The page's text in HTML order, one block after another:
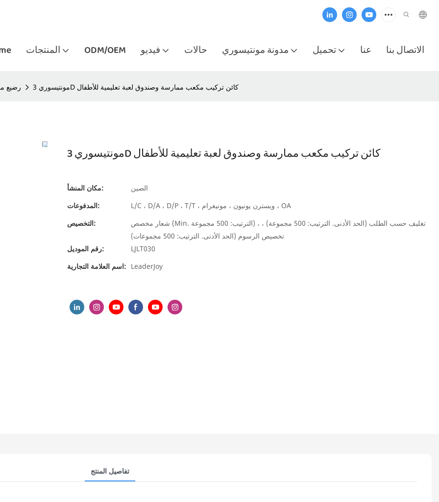
المنتجات ODM/OEM فيديو حالات مدونة مونتيسوري تحميل عنا الاتصال بنا
رضيع مونتيسوري 3D كائن تركيب مكعب ممارسة وصندوق لعبة تعليمية للأطفال
مونتيسوري 3D كائن تركيب مكعب ممارسة وصندوق لعبة تعليمية للأطفال
مكان المنشأ:
الصين
المدفوعات:
L/C ، D/A ، D/P ، T/T ، ويسترن يونيون ، مونيغرام ، OA
التخصيص:
شعار مخصص (Min. الترتيب: 500 مجموعة) ، تغليف حسب الطلب (الحد الأدنى. الترتيب: 500 مجموعة) ،
تخصيص الرسوم (الحد الأدنى. الترتيب: 500 مجموعات)
رقم الموديل:
LJLT030
اسم العلامة التجارية: LeaderJoy
تفاصيل المنتج